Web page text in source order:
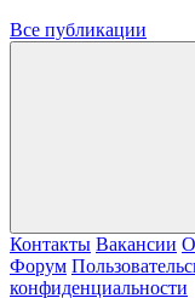
Все публикации
Контакты Вакансии
Форум
конфиденциальности